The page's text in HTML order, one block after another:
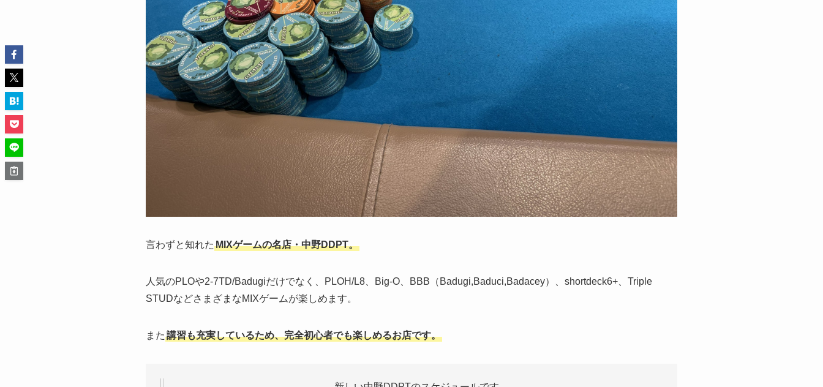
言わずと知れた MIXゲームの名店・中野DDPT。
人気のPLOや2-7TD/Badugiだけでなく、PLOH/L8、Big-O、BBB（Badugi,Baduci,Badacey）、shortdeck6+、Triple
STUDなどさまざまなMIXゲームが楽しめます。
また 講習も充実しているため、完全初心者でも楽しめるお店です。